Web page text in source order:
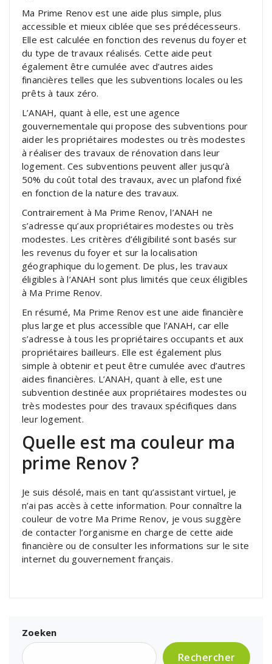
Ma Prime Renov est une aide plus simple, plus
accessible et mieux ciblée que ses prédécesseurs.
Elle est calculée en fonction des revenus du foyer et
du type de travaux réalisés. Cette aide peut
également être cumulée avec d’autres aides
financières telles que les subventions locales ou les
prêts à taux zéro.
L’ANAH, quant à elle, est une agence
gouvernementale qui propose des subventions pour
aider les propriétaires modestes ou très modestes
à réaliser des travaux de rénovation dans leur
logement. Ces subventions peuvent aller jusqu’à
50% du coût total des travaux, avec un plafond fixé
en fonction de la nature des travaux.
Contrairement à Ma Prime Renov, l’ANAH ne
s’adresse qu’aux propriétaires modestes ou très
modestes. Les critères d’éligibilité sont basés sur
les revenus du foyer et sur la localisation
géographique du logement. De plus, les travaux
éligibles à l’ANAH sont plus limités que ceux éligibles
à Ma Prime Renov.
En résumé, Ma Prime Renov est une aide financière
plus large et plus accessible que l’ANAH, car elle
s’adresse à tous les propriétaires occupants et aux
propriétaires bailleurs. Elle est également plus
simple à obtenir et peut être cumulée avec d’autres
aides financières. L’ANAH, quant à elle, est une
subvention destinée aux propriétaires modestes ou
très modestes pour des travaux spécifiques dans
leur logement.
Quelle est ma couleur ma
prime Renov ?
Je suis désolé, mais en tant qu’assistant virtuel, je
n’ai pas accès à cette information. Pour connaître la
couleur de votre Ma Prime Renov, je vous suggère
de contacter l’organisme en charge de cette aide
financière ou de consulter les informations sur le site
internet du gouvernement français.
Zoeken
Rechercher